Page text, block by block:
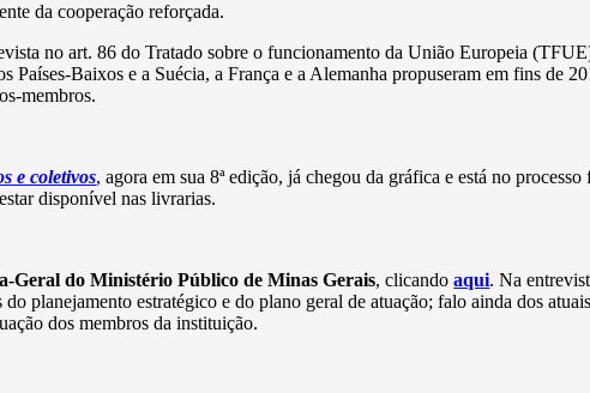
da cooperação reforçada.
no art. 86 do Tratado sobre o funcionamento da União Europeia
Baixos e a Suécia, a França e a Alemanha propuseram em fins de
membros.
e coletivos, agora em sua 8ª edição, já chegou da gráfica e está no
disponível nas livrarias.
Geral do Ministério Público de Minas Gerais, clicando aqui. Na
planejamento estratégico e do plano geral de atuação; falo ainda dos
dos membros da instituição.